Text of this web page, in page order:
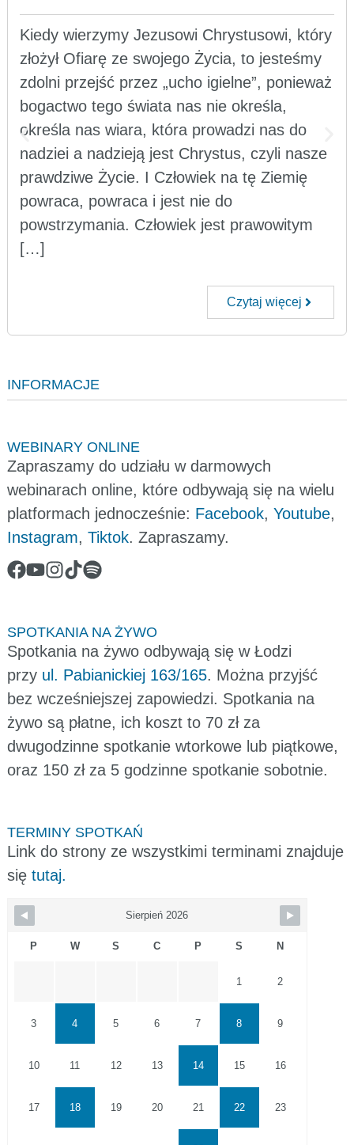
Kiedy wierzymy Jezusowi Chrystusowi, który
złożył Ofiarę ze swojego Życia, to jesteśmy
zdolni przejść przez „ucho igielne”, ponieważ
bogactwo tego świata nas nie określa,
określa nas wiara, która prowadzi nas do
nadziei a nadzieją jest Chrystus, czyli nasze
prawdziwe Życie. I Człowiek na tę Ziemię
powraca, powraca i jest nie do
powstrzymania. Człowiek jest prawowitym
[…]
Czytaj więcej
INFORMACJE
WEBINARY ONLINE
Zapraszamy do udziału w darmowych
webinarach online, które odbywają się na wielu
platformach jednocześnie: Facebook, Youtube,
Instagram, Tiktok. Zapraszamy.
SPOTKANIA NA ŻYWO
Spotkania na żywo odbywają się w Łodzi
przy ul. Pabianickiej 163/165. Można przyjść
bez wcześniejszej zapowiedzi. Spotkania na
żywo są płatne, ich koszt to 70 zł za
dwugodzinne spotkanie wtorkowe lub piątkowe,
oraz 150 zł za 5 godzinne spotkanie sobotnie.
TERMINY SPOTKAŃ
Link do strony ze wszystkimi terminami znajduje
się tutaj.
Sierpień 2026
P W S C P S N
1 2
3 4 5 6 7 8 9
10 11 12 13 14 15 16
17 18 19 20 21 22 23